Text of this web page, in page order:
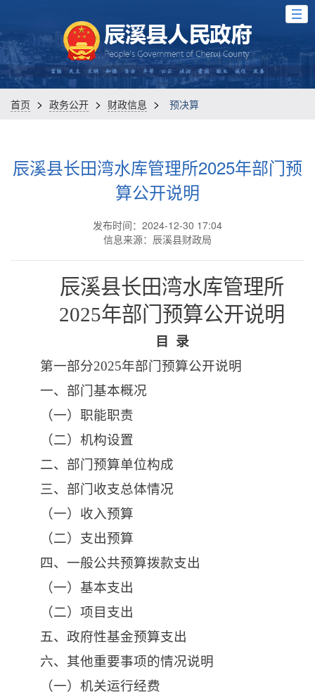
首页 > 政务公开 > 财政信息 > 预决算
辰溪县长田湾水库管理所2025年部门预
算公开说明
发布时间：2024-12-30 17:04
信息来源：辰溪县财政局
辰溪县长田湾水库管理所
2025年部门预算公开说明
目
录
第一部分2025年部门预算公开说明
一、部门基本概况
（一）职能职责
（二）机构设置
二、部门预算单位构成
三、部门收支总体情况
（一）收入预算
（二）支出预算
四、一般公共预算拨款支出
（一）基本支出
（二）项目支出
五、政府性基金预算支出
六、其他重要事项的情况说明
（一）机关运行经费